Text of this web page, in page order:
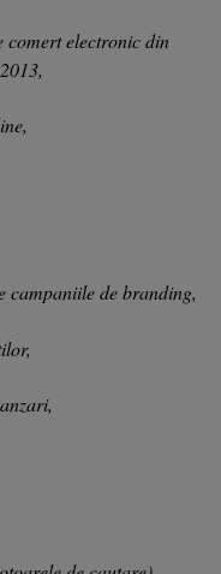
comert electronic din
campaniile de branding,